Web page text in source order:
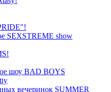
SEXSTREME show
шоу BAD BOYS
вечеринок SUMMER